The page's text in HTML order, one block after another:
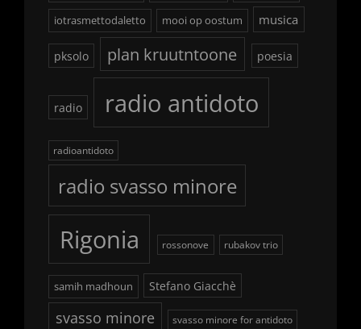
iotrasmettodaletto mooi op oostum musica
pksolo plan kruutntoone poesia
radio radio antidoto
radioantidoto
radio svasso minore
Rigonia rossonove rubakov trio
samih madhoun Stefano Giacchè
svasso minore svasso minore for antidoto